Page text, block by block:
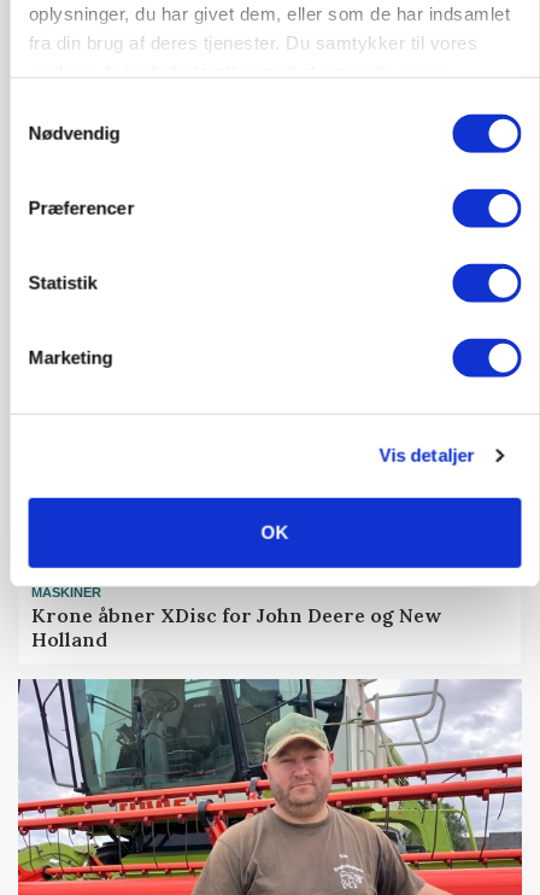
oplysninger, du har givet dem, eller som de har indsamlet
fra din brug af deres tjenester. Du samtykker til vores
Nødvendig
Præferencer
Statistik
Marketing
Vis detaljer
OK
MASKINER
Krone åbner XDisc for John Deere og New
Holland